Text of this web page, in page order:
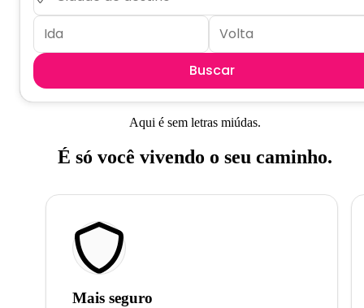
Buscar
Aqui é sem letras miúdas.
É só você vivendo o seu caminho.
Mais seguro